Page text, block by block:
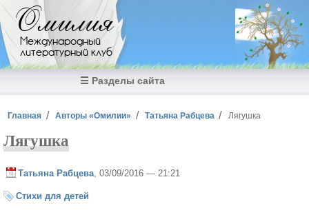
Перейти к основному содержанию
Омилия
Международный
литературный клуб
☰ Разделы сайта
Вы здесь
Главная Авторы «Омилии» Татьяна Рабцева Лягушка
Лягушка
Татьяна Рабцева , 03/09/2016 — 21:21
Стихи для детей